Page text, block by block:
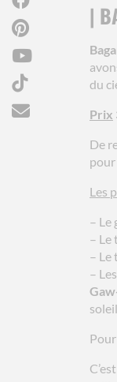
|
du
Prix
De
pour
Les
– Le
– Le
– Le
–